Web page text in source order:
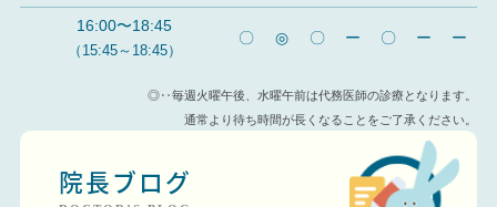
16:00〜18:45
（15:45～18:45）
〇 ◎ 〇 ー 〇 ー ー
◎‥毎週火曜午後、水曜午前は代務医師の診療となります。
通常より待ち時間が長くなることをご了承ください。
院長ブログ